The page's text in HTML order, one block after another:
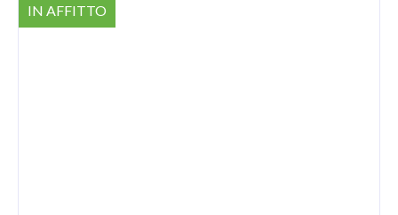
AFFITTO COMMERCIALE
IN AFFITTO